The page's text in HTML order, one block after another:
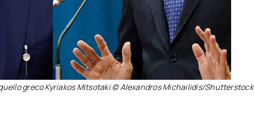
greco Kyriakos Mitsotaki © Alexandros Michailidis/Shutterstock